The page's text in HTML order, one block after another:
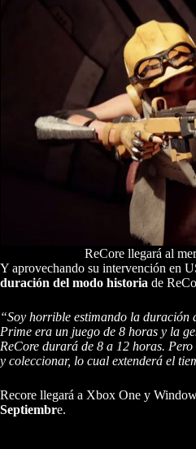
ReCore llegará al
Y aprovechando su intervención en
duración del modo historia de
“Soy horrible estimando la duración
Prime era un juego de 8 horas y la
ReCore durará de 8 a 12 horas.
y coleccionar, lo cual extenderá el
Recore llegará a Xbox One y
Septiembre.